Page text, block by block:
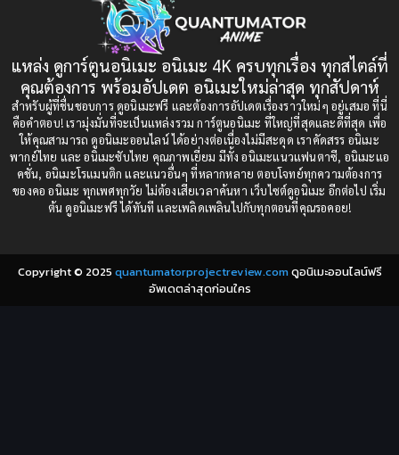
(1)
Censored (เซ็นเซอร์)(19)
Comedy (ตลก)(235)
Comedy (ตลก)(85)
Comic Book การ์ตูน(1)
Coming-of-Age ก้าวผ่านวัย(6)
1993
1991
1989
1988
1987
1985
1984
1983
1982
1981
1980
1979
แหล่ง ดูการ์ตูนอนิเมะ อนิเมะ 4K ครบทุกเรื่อง ทุกสไตล์ที่
คุณต้องการ พร้อมอัปเดต อนิเมะใหม่ล่าสุด ทุกสัปดาห์
สำหรับผู้ที่ชื่นชอบการ ดูอนิเมะฟรี และต้องการอัปเดตเรื่องราวใหม่ๆ อยู่เสมอ ที่นี่
คือคำตอบ! เรามุ่งมั่นที่จะเป็นแหล่งรวม การ์ตูนอนิเมะ ที่ใหญ่ที่สุดและดีที่สุด เพื่อ
ให้คุณสามารถ ดูอนิเมะออนไลน์ ได้อย่างต่อเนื่องไม่มีสะดุด เราคัดสรร อนิเมะ
พากย์ไทย และ อนิเมะซับไทย คุณภาพเยี่ยม มีทั้ง อนิเมะแนวแฟนตาซี, อนิเมะแอ
คชั่น, อนิเมะโรแมนติก และแนวอื่นๆ ที่หลากหลาย ตอบโจทย์ทุกความต้องการ
ของคอ อนิเมะ ทุกเพศทุกวัย ไม่ต้องเสียเวลาค้นหา เว็บไซต์ดูอนิเมะ อีกต่อไป เริ่ม
ต้น ดูอนิเมะฟรี ได้ทันที และเพลิดเพลินไปกับทุกตอนที่คุณรอคอย!
Copyright © 2025 quantumatorprojectreview.comดูอนิเมะออนไลน์ฟรี
อัพเดตล่าสุดก่อนใคร